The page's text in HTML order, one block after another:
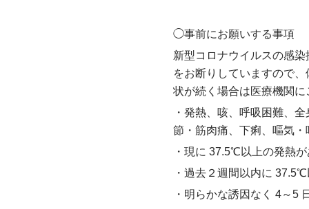
◯事前にお願いする事項
新型コロナウイルスの感
をお断りしていますので
状が続く場合は医療機関
・発熱、咳、呼吸困難、
節・筋肉痛、下痢、嘔気
・現に 37.5℃以上の発熱
・過去２週間以内に
・明らかな誘因なく 4～5